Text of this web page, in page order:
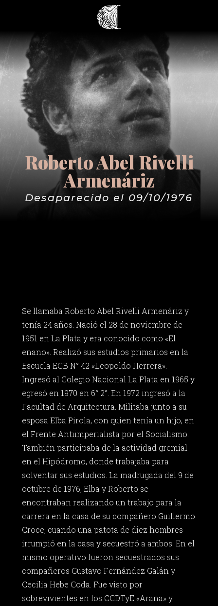
Roberto Abel Rivelli
Armenáriz
Desaparecido el 09/10/1976
Se llamaba Roberto Abel Rivelli Armenáriz y
tenía 24 años. Nació el 28 de noviembre de
1951 en La Plata y era conocido como «El
enano». Realizó sus estudios primarios en la
Escuela EGB N° 42 «Leopoldo Herrera».
Ingresó al Colegio Nacional La Plata en 1965 y
egresó en 1970 en 6° 2°. En 1972 ingresó a la
Facultad de Arquitectura. Militaba junto a su
esposa Elba Pirola, con quien tenía un hijo, en
el Frente Antiimperialista por el Socialismo.
También participaba de la actividad gremial
en el Hipódromo, donde trabajaba para
solventar sus estudios. La madrugada del 9 de
octubre de 1976, Elba y Roberto se
encontraban realizando un trabajo para la
carrera en la casa de su compañero Guillermo
Croce, cuando una patota de diez hombres
irrumpió en la casa y secuestró a ambos. En el
mismo operativo fueron secuestrados sus
compañeros Gustavo Fernández Galán y
Cecilia Hebe Coda. Fue visto por
sobrevivientes en los CCDTyE «Arana» y